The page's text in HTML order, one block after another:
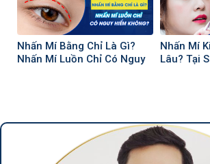
Nhấn Mí Bằng Chỉ Là Gì?
Nhấn Mí Luồn Chỉ Có Nguy
Nhấn Mí
Lâu? Tại